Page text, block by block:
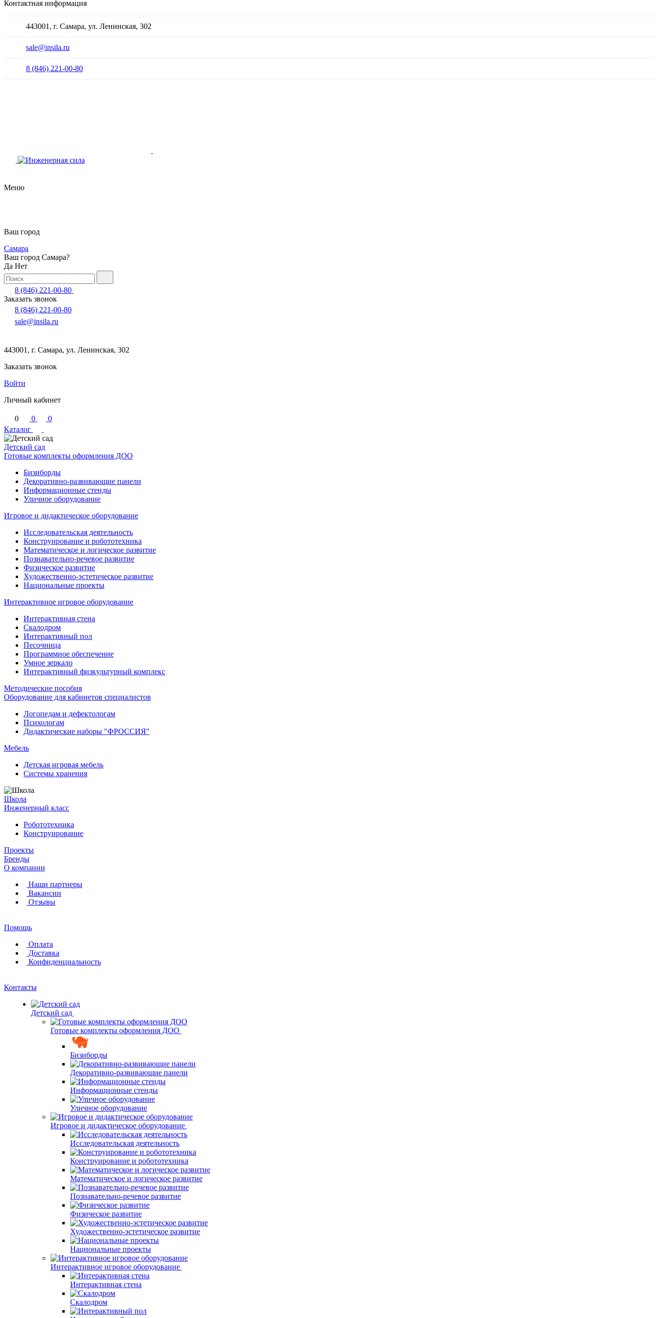
Контактная информация
443001, г. Самара, ул. Ленинская, 302
sale@insila.ru
8 (846) 221-00-80
Меню
Ваш город
Самара
Ваш город Самара?
Да Нет
8 (846) 221-00-80
Заказать звонок
8 (846) 221-00-80
sale@insila.ru
443001, г. Самара, ул. Ленинская, 302
Заказать звонок
Войти
Личный кабинет
0 0
0
Каталог
Детский сад
Готовые комплекты оформления ДОО
Бизиборды
Декоративно-развивающие панели
Информационные стенды
Уличное оборудование
Игровое и дидактическое оборудование
Исследовательская деятельность
Конструирование и робототехника
Математическое и логическое развитие
Познавательно-речевое развитие
Физическое развитие
Художественно-эстетическое развитие
Национальные проекты
Интерактивное игровое оборудование
Интерактивная стена
Скалодром
Интерактивный пол
Песочница
Программное обеспечение
Умное зеркало
Интерактивный физкультурный комплекс
Методические пособия
Оборудование для кабинетов специалистов
Логопедам и дефектологам
Психологам
Дидактические наборы "ФРОССИЯ"
Мебель
Детская игровая мебель
Системы хранения
Школа
Инженерный класс
Робототехника
Конструирование
Проекты
Бренды
О компании
Наши партнеры
Вакансии
Отзывы
Помощь
Оплата
Доставка
Конфиденциальность
Контакты
Детский сад
Готовые комплекты оформления ДОО
Бизиборды
Декоративно-развивающие панели
Информационные стенды
Уличное оборудование
Игровое и дидактическое оборудование
Исследовательская деятельность
Конструирование и робототехника
Математическое и логическое развитие
Познавательно-речевое развитие
Физическое развитие
Художественно-эстетическое развитие
Национальные проекты
Интерактивное игровое оборудование
Интерактивная стена
Скалодром